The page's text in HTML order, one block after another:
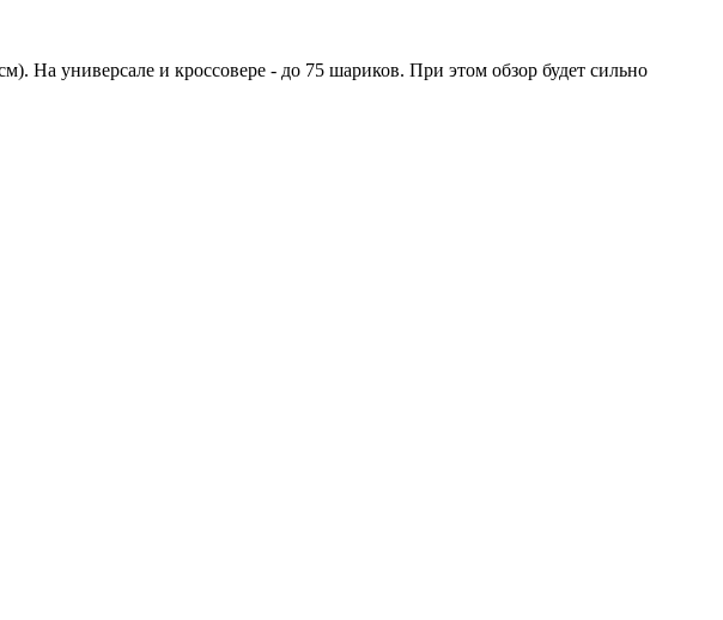
На универсале и кроссовере - до 75 шариков. При этом обзор будет сильно